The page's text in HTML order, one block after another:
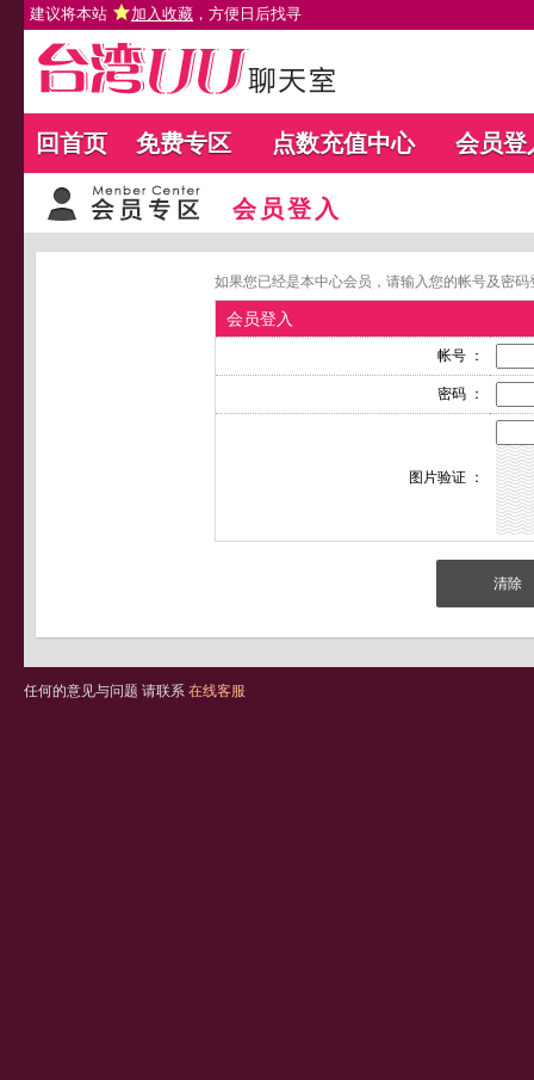
建议将本站 加入收藏 ，方便日后找寻
回首页 免费专区 点数充值中心 会员登
会员登入
如果您已经是本中心会员，请输入您的帐号及密
会员登入
帐号 ：
密码 ：
图片验证 ：
任何的意见与问题 请联系 在线客服